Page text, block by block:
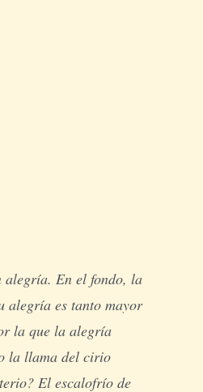
alegría. En el fondo, la
alegría es tanto mayor
la que la alegría
la llama del cirio
El escalofrío de